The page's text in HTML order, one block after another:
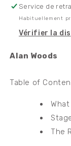
Service de
Habituellement
Vérifier la
Alan Woods
Table of
The